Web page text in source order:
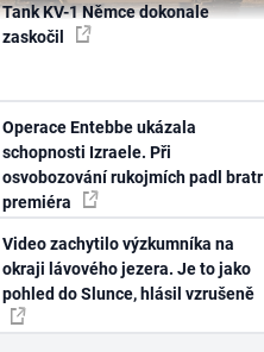
Tank KV-1 Němce dokonale
zaskočil
Operace Entebbe ukázala
schopnosti Izraele. Při
osvobozování rukojmích padl bratr
premiéra
Video zachytilo výzkumníka na
okraji lávového jezera. Je to jako
pohled do Slunce, hlásil vzrušeně